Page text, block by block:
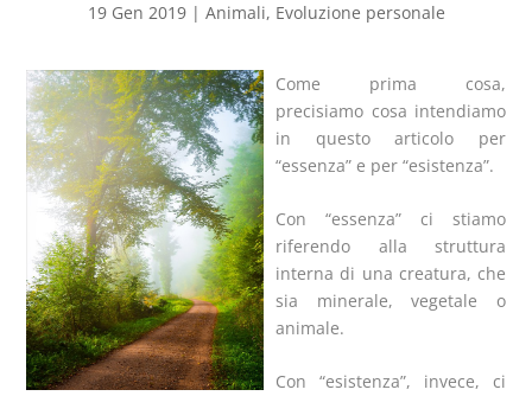
19 Gen 2019| Animali, Evoluzione personale
Come prima cosa,
precisiamo cosa intendiamo
in questo articolo per
“essenza” e per “esistenza”.
Con “essenza” ci stiamo
riferendo alla struttura
interna di una creatura, che
sia minerale, vegetale o
animale.
Con “esistenza”, invece, ci